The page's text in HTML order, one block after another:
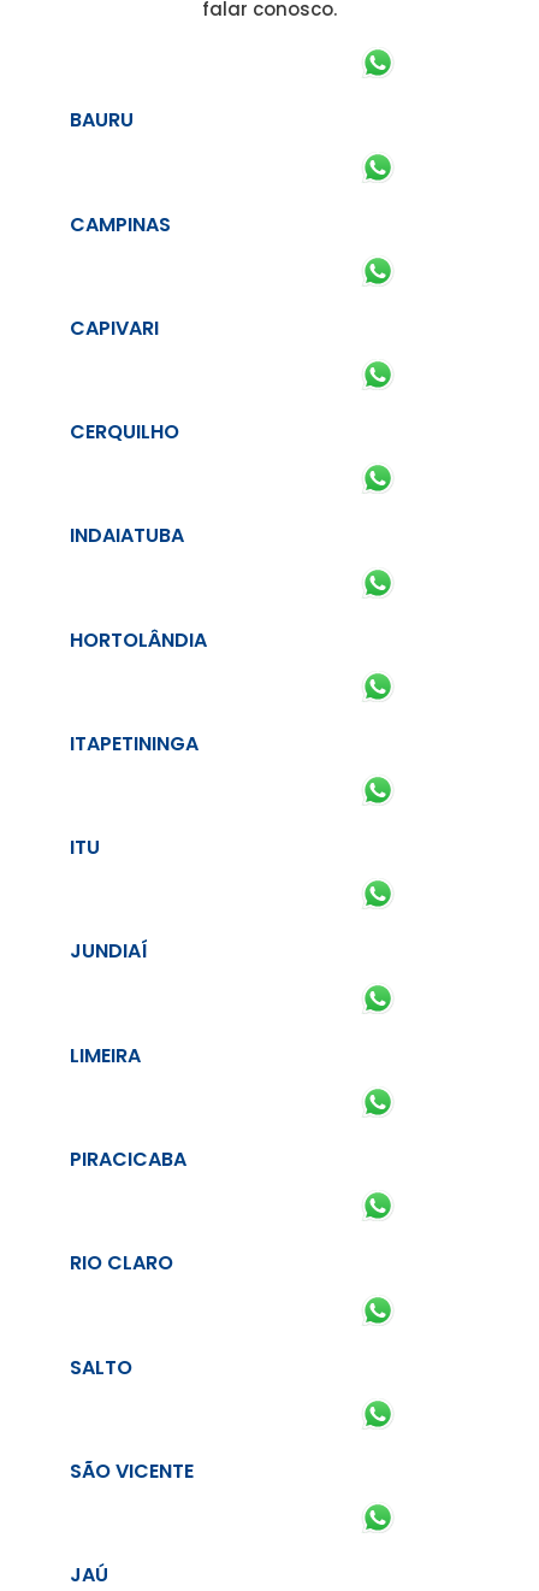
falar conosco.
BAURU
CAMPINAS
CAPIVARI
CERQUILHO
INDAIATUBA
HORTOLÂNDIA
ITAPETININGA
ITU
JUNDIAÍ
LIMEIRA
PIRACICABA
RIO CLARO
SALTO
SÃO VICENTE
JAÚ